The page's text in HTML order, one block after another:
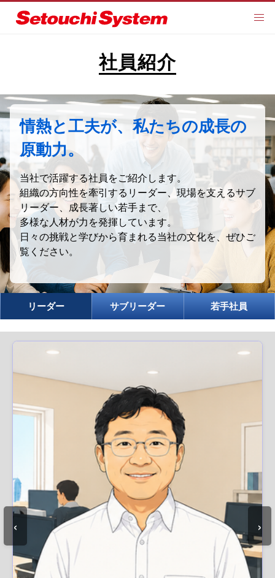
社員紹介
情熱と工夫が、私たちの成長の
原動力。
当社で活躍する社員をご紹介します。
組織の方向性を牽引するリーダー、現場を支えるサブ
リーダー、成長著しい若手まで、
多様な人材が力を発揮しています。
日々の挑戦と学びから育まれる当社の文化を、ぜひご
覧ください。
リーダー サブリーダー 若手社員
‹ ›